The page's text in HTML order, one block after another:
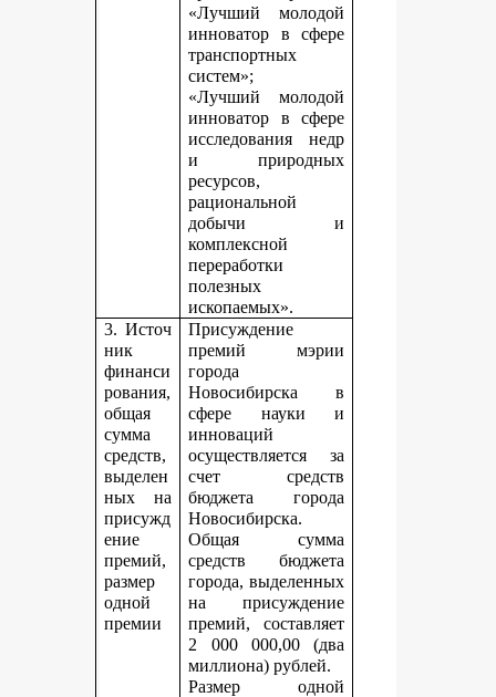
«Лучший молодой
инноватор в сфере
транспортных
систем»;
«Лучший молодой
инноватор в сфере
исследования недр
и природных
ресурсов,
рациональной
добычи и
комплексной
переработки
полезных
ископаемых».
3. Источ
ник
финанси
рования,
общая
сумма
средств,
выделен
ных на
присужд
ение
премий,
размер
одной
премии
Присуждение
премий мэрии
города
Новосибирска в
сфере науки и
инноваций
осуществляется за
счет средств
бюджета города
Новосибирска.
Общая сумма
средств бюджета
города, выделенных
на присуждение
премий, составляет
2 000 000,00 (два
миллиона) рублей.
Размер одной